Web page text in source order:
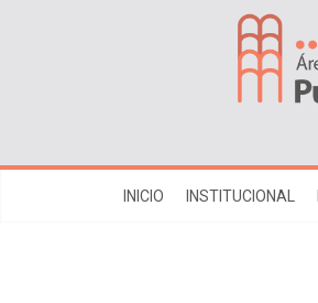
INICIO INSTITUCIONAL